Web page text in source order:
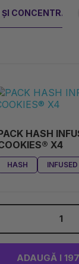
CONCENTRATE
HASH
X4
HASH INFUSED
1
ADAUGĂ I